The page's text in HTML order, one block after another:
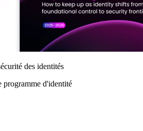
des identités
programme d'identité